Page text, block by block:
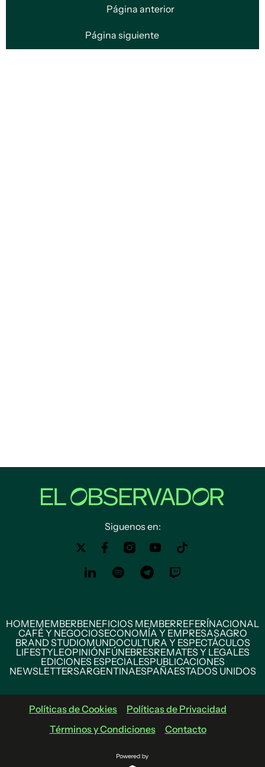
Página anterior
Página siguiente
Siguenos en:
HOMEMEMBERBENEFICIOS MEMBERREFERÍNACIONAL
CAFÉ Y NEGOCIOSECONOMÍA Y EMPRESASAGRO
BRAND STUDIOMUNDOCULTURA Y ESPECTÁCULOS
LIFESTYLEOPINIÓNFÚNEBRESREMATES Y LEGALES
EDICIONES ESPECIALESPUBLICACIONES
NEWSLETTERSARGENTINAESPAÑAESTADOS UNIDOS
Políticas de Cookies
Políticas de Privacidad
Términos y Condiciones
Contacto